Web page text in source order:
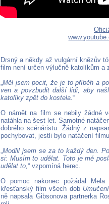
Drsný a někdy až vulgární knězův
film není určen výlučně katolíkům
„Měl jsem pocit, že je to příběh a
ven a povzbudit další lidi, aby
katolíky zpět do kostela.“
O námět na film se nebily žádné
natáhla na šest let. Samotné
dobrého scénáristu. Žádný z
pochybovat, jestli bylo natáčení
„Modlil jsem se za to každý den.
si: Musím to udělat. Toto je mé
udělat to,“ vzpomíná herec.
O pomoc nakonec požádal
křesťanský film všech dob
ně napsala Gibsonova partnerka